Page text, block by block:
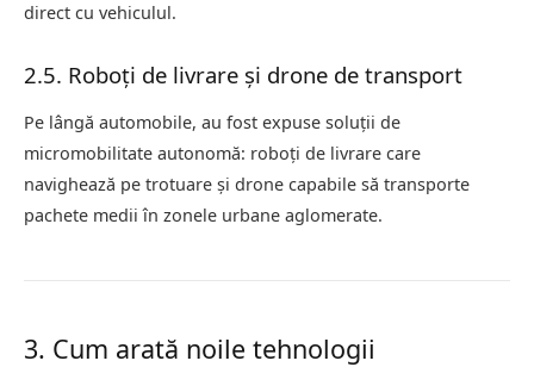
direct cu vehiculul.
2.5. Roboți de livrare și drone de transport
Pe lângă automobile, au fost expuse soluții de
micromobilitate autonomă: roboți de livrare care
navighează pe trotuare și drone capabile să transporte
pachete medii în zonele urbane aglomerate.
3. Cum arată noile tehnologii